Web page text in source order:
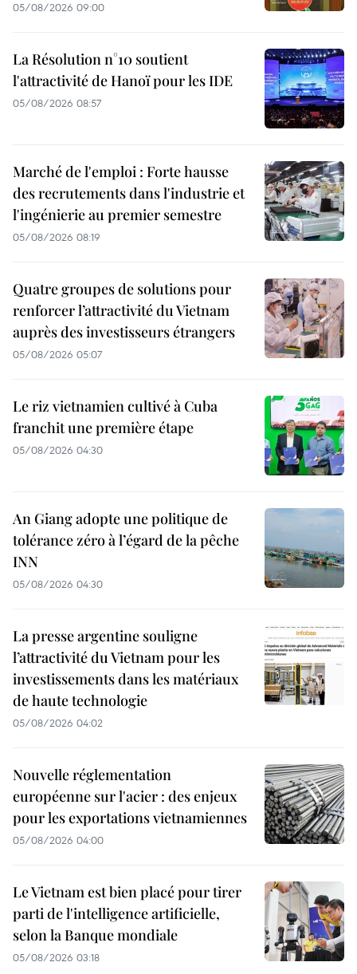
05/08/2026 09:00
La Résolution n°10 soutient
l'attractivité de Hanoï pour les IDE
05/08/2026 08:57
Marché de l'emploi : Forte hausse
des recrutements dans l'industrie et
l'ingénierie au premier semestre
05/08/2026 08:19
Quatre groupes de solutions pour
renforcer l’attractivité du Vietnam
auprès des investisseurs étrangers
05/08/2026 05:07
Le riz vietnamien cultivé à Cuba
franchit une première étape
05/08/2026 04:30
An Giang adopte une politique de
tolérance zéro à l’égard de la pêche
INN
05/08/2026 04:30
La presse argentine souligne
l’attractivité du Vietnam pour les
investissements dans les matériaux
de haute technologie
05/08/2026 04:02
Nouvelle réglementation
européenne sur l'acier : des enjeux
pour les exportations vietnamiennes
05/08/2026 04:00
Le Vietnam est bien placé pour tirer
parti de l'intelligence artificielle,
selon la Banque mondiale
05/08/2026 03:18